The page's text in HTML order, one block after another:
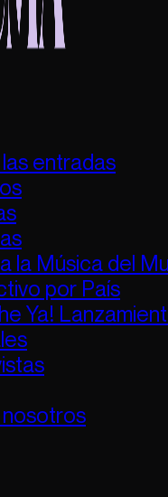
entradas
la Música del
por País
Ya!